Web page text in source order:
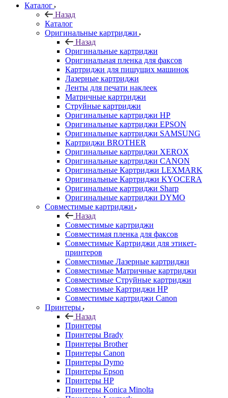
Каталог
Назад
Каталог
Оригинальные картриджи
Назад
Оригинальные картриджи
Оригинальная пленка для факсов
Картриджи для пишущих машинок
Лазерные картриджи
Ленты для печати наклеек
Матричные картриджи
Струйные картриджи
Оригинальные картриджи HP
Оригинальные картриджи EPSON
Оригинальные картриджи SAMSUNG
Картриджи BROTHER
Оригинальные картриджи XEROX
Оригинальные картриджи CANON
Оригинальные Картриджи LEXMARK
Оригинальные Картриджи KYOCERA
Оригинальные картриджи Sharp
Оригинальные картриджи DYMO
Совместимые картриджи
Назад
Совместимые картриджи
Совместимая пленка для факсов
Совместимые Картриджи для этикет-
принтеров
Совместимые Лазерные картриджи
Совместимые Матричные картриджи
Совместимые Струйные картриджи
Совместимые Картриджи HP
Совместимые картриджи Canon
Принтеры
Назад
Принтеры
Принтеры Brady
Принтеры Brother
Принтеры Canon
Принтеры Dymo
Принтеры Epson
Принтеры HP
Принтеры Konica Minolta